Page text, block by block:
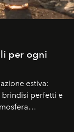
per ogni
estiva:
brindisi perfetti e